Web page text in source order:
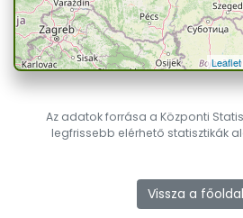
Leaflet
Az adatok forrása a Központi
legfrissebb elérhető statisztikák
Vissza a